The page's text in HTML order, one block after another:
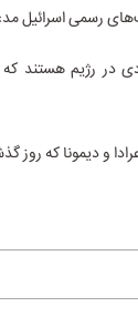
در رژیم
و دیمونا که روز